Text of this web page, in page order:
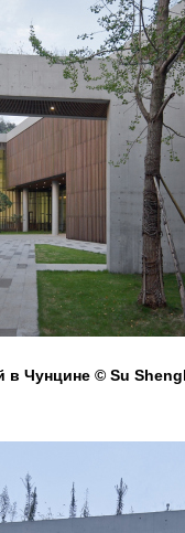
Чунцине © Su